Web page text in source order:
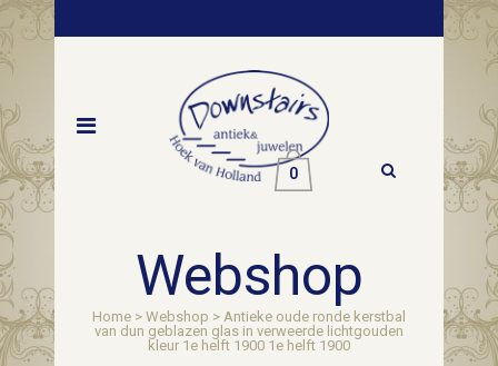
0
Webshop
Home > Webshop > Antieke oude ronde kerstbal
van dun geblazen glas in verweerde lichtgouden
kleur 1e helft 1900 1e helft 1900